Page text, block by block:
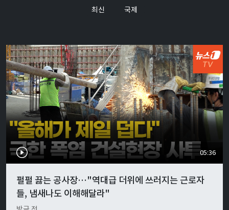
최신 국제
05:36
펄펄 끓는 공사장…"역대급 더위에 쓰러지는 근로자
들, 냄새나도 이해해달라"